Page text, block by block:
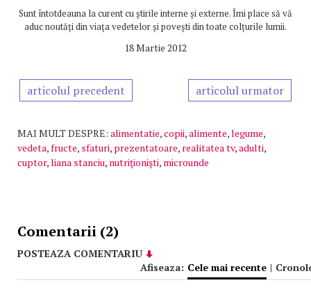
Sunt întotdeauna la curent cu știrile interne și externe. Îmi place să vă
aduc noutăți din viața vedetelor și povești din toate colțurile lumii.
18 Martie 2012
articolul precedent articolul urmator
MAI MULT DESPRE: alimentatie,copii,alimente,legume,
vedeta,fructe, sfaturi, prezentatoare, realitatea tv,adulti,
cuptor,liana stanciu, nutriţionişti, microunde
Comentarii (2)
POSTEAZA COMENTARIU
Afiseaza: Cele mai recente |